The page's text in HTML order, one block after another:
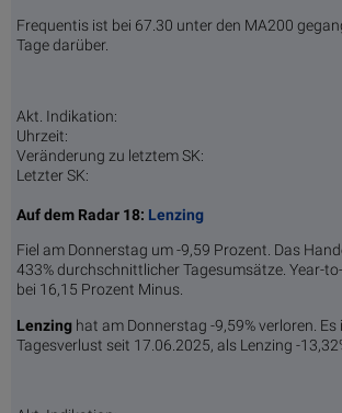
Frequentis ist bei 67.30 unter den MA200
Tage darüber.
Akt. Indikation:
Uhrzeit:
Veränderung zu letztem SK:
Letzter SK:
Auf dem Radar 18: Lenzing
Fiel am Donnerstag um -9,59 Prozent. Das
433% durchschnittlicher Tagesumsätze. Year-
bei 16,15 Prozent Minus.
Lenzing hat am Donnerstag -9,59% verloren.
Tagesverlust seit 17.06.2025, als Lenzing -